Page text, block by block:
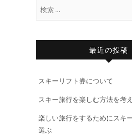
最近の投稿
スキーリフト券について
スキー旅行を楽しむ方法を考
楽しい旅行をするためにスキ
選ぶ